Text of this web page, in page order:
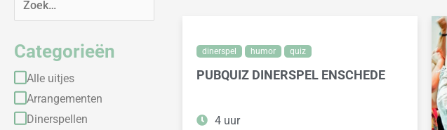
Categorieën
Alle uitjes
Arrangementen
Dinerspellen
dinerspel humor quiz
PUBQUIZ DINERSPEL ENSCHEDE
4 uur